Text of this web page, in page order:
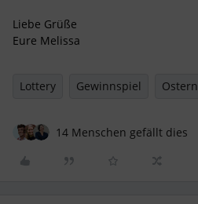
Liebe Grüße
Eure Melissa
Lottery Gewinnspiel Ostern
14 Menschen gefällt dies